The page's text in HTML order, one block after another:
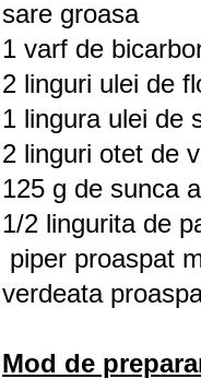
sare groasa
1 varf de
2 linguri ulei de
1 lingura ulei de
2 linguri otet de
125 g de sunca
1/2 lingurita de
piper proaspat
verdeata
Mod de